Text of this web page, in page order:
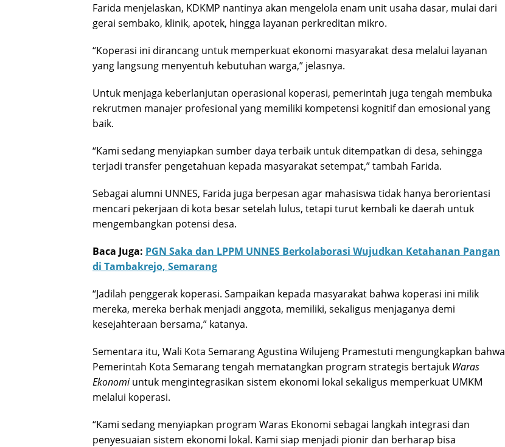
Farida menjelaskan, KDKMP nantinya akan mengelola enam unit usaha dasar, mulai dari
gerai sembako, klinik, apotek, hingga layanan perkreditan mikro.
“Koperasi ini dirancang untuk memperkuat ekonomi masyarakat desa melalui layanan
yang langsung menyentuh kebutuhan warga,” jelasnya.
Untuk menjaga keberlanjutan operasional koperasi, pemerintah juga tengah membuka
rekrutmen manajer profesional yang memiliki kompetensi kognitif dan emosional yang
baik.
“Kami sedang menyiapkan sumber daya terbaik untuk ditempatkan di desa, sehingga
terjadi transfer pengetahuan kepada masyarakat setempat,” tambah Farida.
Sebagai alumni UNNES, Farida juga berpesan agar mahasiswa tidak hanya berorientasi
mencari pekerjaan di kota besar setelah lulus, tetapi turut kembali ke daerah untuk
mengembangkan potensi desa.
Baca Juga: PGN Saka dan LPPM UNNES Berkolaborasi Wujudkan Ketahanan Pangan
di Tambakrejo, Semarang
“Jadilah penggerak koperasi. Sampaikan kepada masyarakat bahwa koperasi ini milik
mereka, mereka berhak menjadi anggota, memiliki, sekaligus menjaganya demi
kesejahteraan bersama,” katanya.
Sementara itu, Wali Kota Semarang Agustina Wilujeng Pramestuti mengungkapkan bahwa
Pemerintah Kota Semarang tengah mematangkan program strategis bertajuk Waras
Ekonomiuntuk mengintegrasikan sistem ekonomi lokal sekaligus memperkuat UMKM
melalui koperasi.
“Kami sedang menyiapkan program Waras Ekonomi sebagai langkah integrasi dan
penyesuaian sistem ekonomi lokal. Kami siap menjadi pionir dan berharap bisa